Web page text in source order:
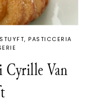
PASTICCERIA
Cyrille Van